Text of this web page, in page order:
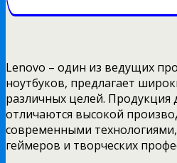
Lenovo – один из ведущих
ноутбуков, предлагает
различных целей. Продукция
отличаются высокой
современными
геймеров и творческих